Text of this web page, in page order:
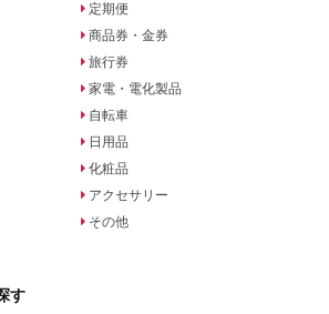
定期便
商品券・金券
旅行券
家電・電化製品
自転車
日用品
化粧品
アクセサリー
その他
す